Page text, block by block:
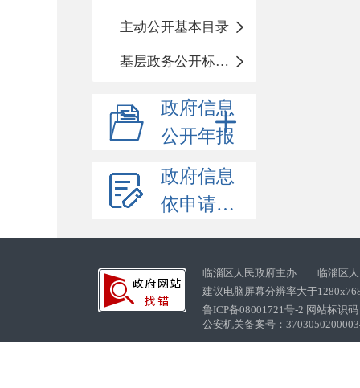
主动公开基本目录
基层政务公开标准化目录
政府信息
公开年报
政府信息
依申请公开
临淄区人民政府主办 临淄区人
建议电脑屏幕分辨率大于
鲁ICP备08001721号-2 网站标识
公安机关备案号：